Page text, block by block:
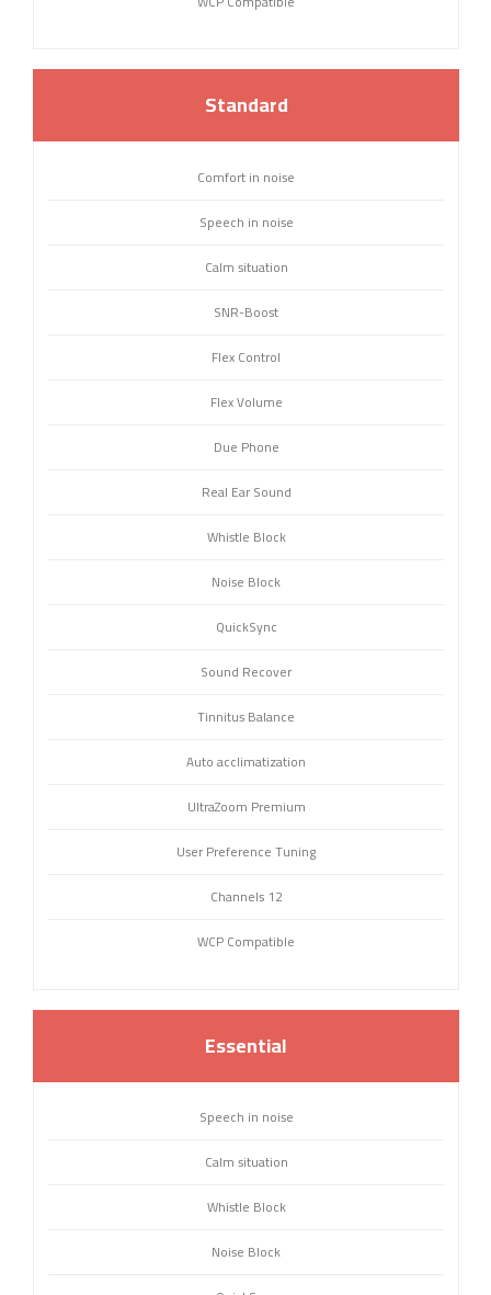
Standard
Comfort in noise
Speech in noise
Calm situation
SNR-Boost
Flex Control
Flex Volume
Due Phone
Real Ear Sound
Whistle Block
Noise Block
QuickSync
Sound Recover
Tinnitus Balance
Auto acclimatization
UltraZoom Premium
User Preference Tuning
12 Channels
WCP Compatible
Essential
Speech in noise
Calm situation
Whistle Block
Noise Block